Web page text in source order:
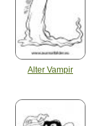
Alter Vampir